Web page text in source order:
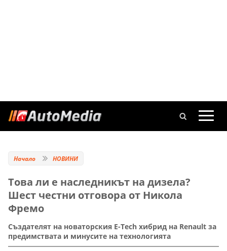
Начало НОВИНИ
Това ли е наследникът на дизела?
Шест честни отговора от Никола
Фремо
Създателят на новаторския E-Tech хибрид на Renault за
предимствата и минусите на технологията